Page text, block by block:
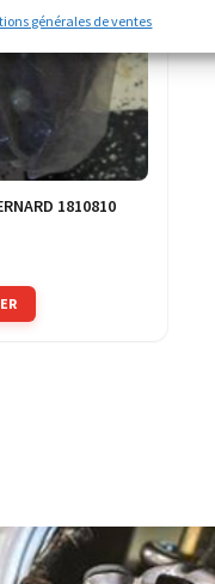
générales de ventes
1810810